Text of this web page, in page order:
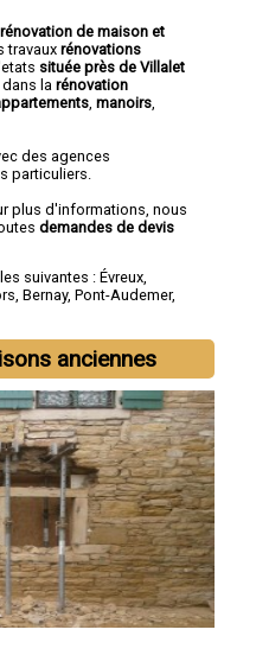
de maison et
travaux rénovations
située près de Villalet
dans la rénovation
manoirs
des agences
particuliers.
plus d'informations, nous
demandes de devis
suivantes : Évreux,
, Bernay, Pont-Audemer,
anciennes